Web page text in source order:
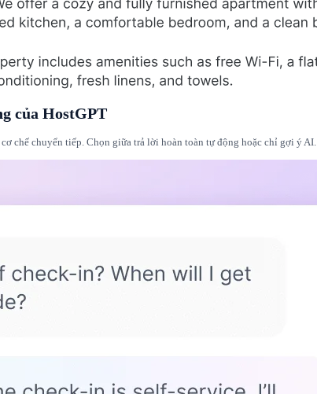
của HostGPT
chế chuyển tiếp. Chọn giữa trả lời hoàn toàn tự động hoặc chỉ gợi ý AI.